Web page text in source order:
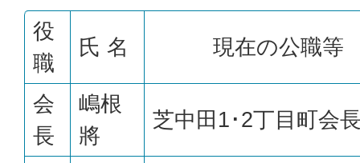
役
職
氏 名 現在の公職等
会
長
嶋根
將
芝中田1･2丁目町会